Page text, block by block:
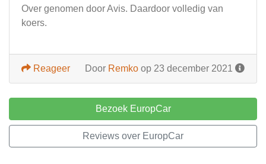
Over genomen door Avis. Daardoor volledig van
koers.
Door Remko op 23 december 2021
Reageer
Bezoek EuropCar
Reviews over EuropCar